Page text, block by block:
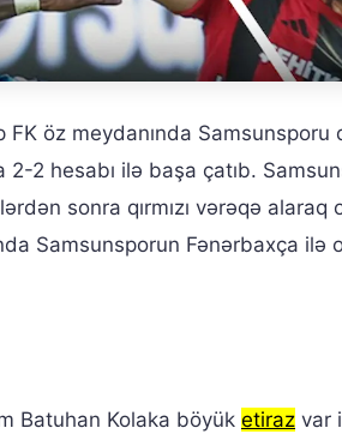
öz meydanında
2-2 hesabı ilə başa çatıb.
sonra qırmızı vərəqə alaraq
Samsunsporun Fənərbaxça ilə
Batuhan Kolaka böyük etiraz var